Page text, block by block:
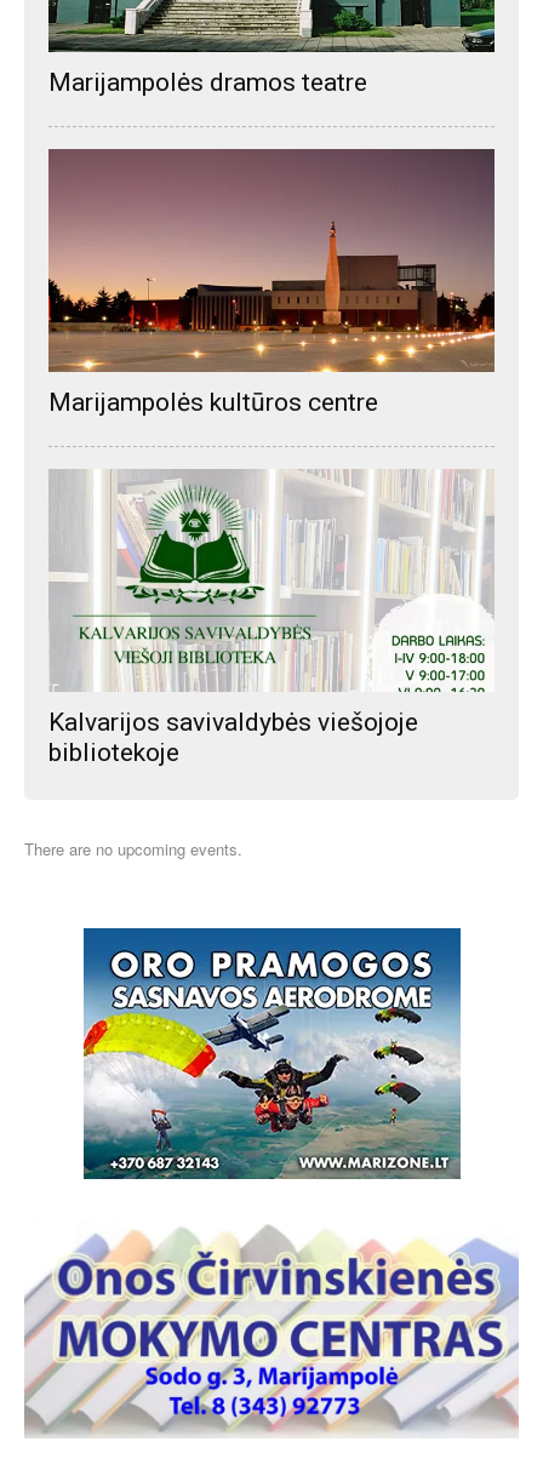
Marijampolės dramos teatre
Marijampolės kultūros centre
Kalvarijos savivaldybės viešojoje
bibliotekoje
There are no upcoming events.